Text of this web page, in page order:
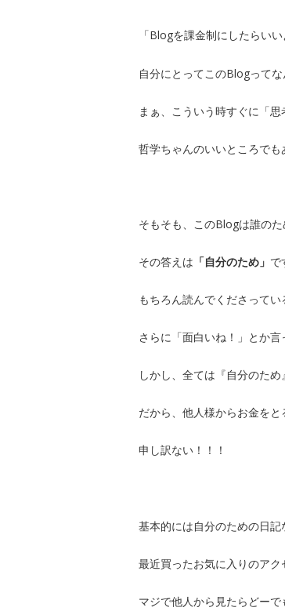
「Blogを課金制にしたらい
自分にとってこのBlogってな
まぁ、こういう時すぐに「
哲学ちゃんのいいところでも
そもそも、このBlogは誰の
その答えは 「自分のため」 で
もちろん読んでくださってい
さらに「面白いね！」とか言
しかし、全ては『自分のた
だから、他人様からお金を
申し訳ない！！！
基本的には自分のための日
最近買ったお気に入りのア
マジで他人から見たらどーで